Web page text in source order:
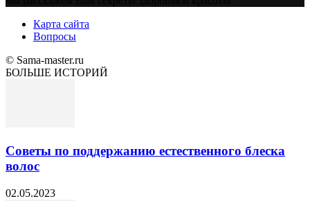
Карта сайта
Вопросы
© Sama-master.ru
БОЛЬШЕ ИСТОРИЙ
Советы по поддержанию естественного блеска
волос
02.05.2023